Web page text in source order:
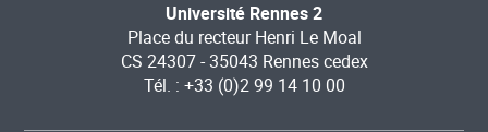
Université Rennes 2
Place du recteur Henri Le Moal
CS 24307 - 35043 Rennes cedex
Tél. : +33 (0)2 99 14 10 00